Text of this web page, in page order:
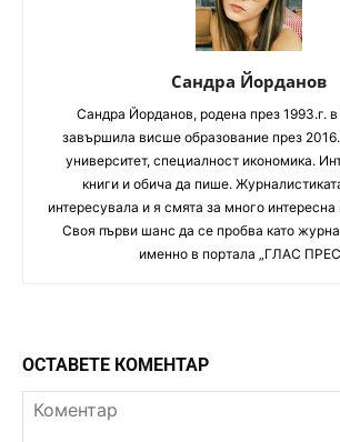
Сандра Йорданов
Сандра Йорданов, родена през 1993.г.
завършила висше образование през
университет, специалност икономика.
книги и обича да пише.
интересувала и я смята за много интересна
Своя първи шанс да се пробва като
именно в портала „ГЛАС
ОСТАВЕТЕ КОМЕНТАР